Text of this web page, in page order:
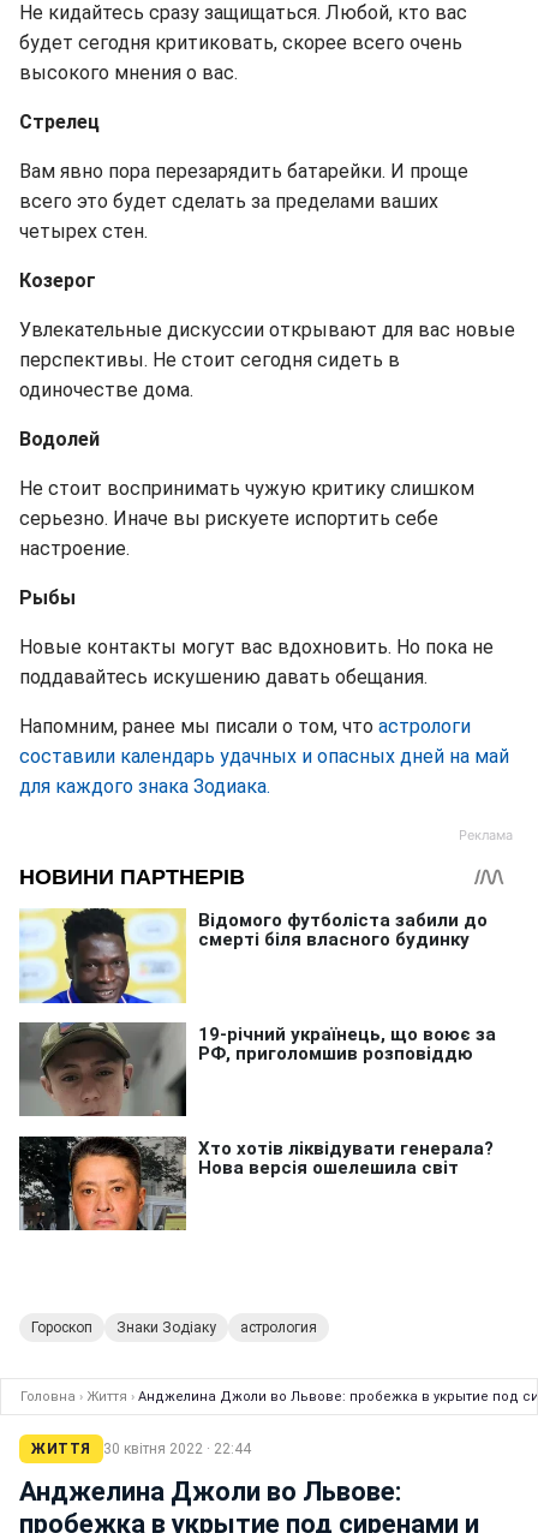
Не кидайтесь сразу защищаться. Любой, кто вас
будет сегодня критиковать, скорее всего очень
высокого мнения о вас.
Стрелец
Вам явно пора перезарядить батарейки. И проще
всего это будет сделать за пределами ваших
четырех стен.
Козерог
Увлекательные дискуссии открывают для вас новые
перспективы. Не стоит сегодня сидеть в
одиночестве дома.
Водолей
Не стоит воспринимать чужую критику слишком
серьезно. Иначе вы рискуете испортить себе
настроение.
Рыбы
Новые контакты могут вас вдохновить. Но пока не
поддавайтесь искушению давать обещания.
Напомним, ранее мы писали о том, что астрологи
составили календарь удачных и опасных дней на май
для каждого знака Зодиака.
Гороскоп Знаки Зодіаку астрология
Головна › Життя › Анджелина Джоли во Львове: пробежка в укрытие под
ЖИТТЯ 30 квітня 2022 · 22:44
Анджелина Джоли во Львове:
пробежка в укрытие под сиренами и